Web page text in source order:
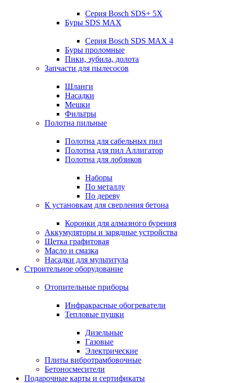
Серия Bosch SDS+ 5X
Буры SDS MAX
Серия Bosch SDS MAX 4
Буры проломные
Пики, зубила, долота
Запчасти для пылесосов
Шланги
Насадки
Мешки
Фильтры
Полотна пильные
Полотна для сабельных пил
Полотна для пил Аллигатор
Полотна для лобзиков
Наборы
По металлу
По дереву
К установкам для сверления бетона
Коронки для алмазного бурения
Аккумуляторы и зарядные устройства
Щетка графитовая
Масло и смазка
Насадки для мультитула
Строительное оборудование
Отопительные приборы
Инфракрасные обогреватели
Тепловые пушки
Дизельные
Газовые
Электрические
Плиты вибротрамбовочные
Бетоносмесители
Подарочные карты и сертификаты